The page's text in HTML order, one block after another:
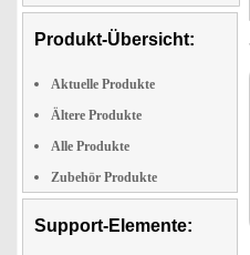
Produkt-Übersicht:
Aktuelle Produkte
Ältere Produkte
Alle Produkte
Zubehör Produkte
Support-Elemente: